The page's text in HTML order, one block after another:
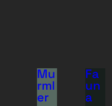
Mu
rml
er
Fa
un
a